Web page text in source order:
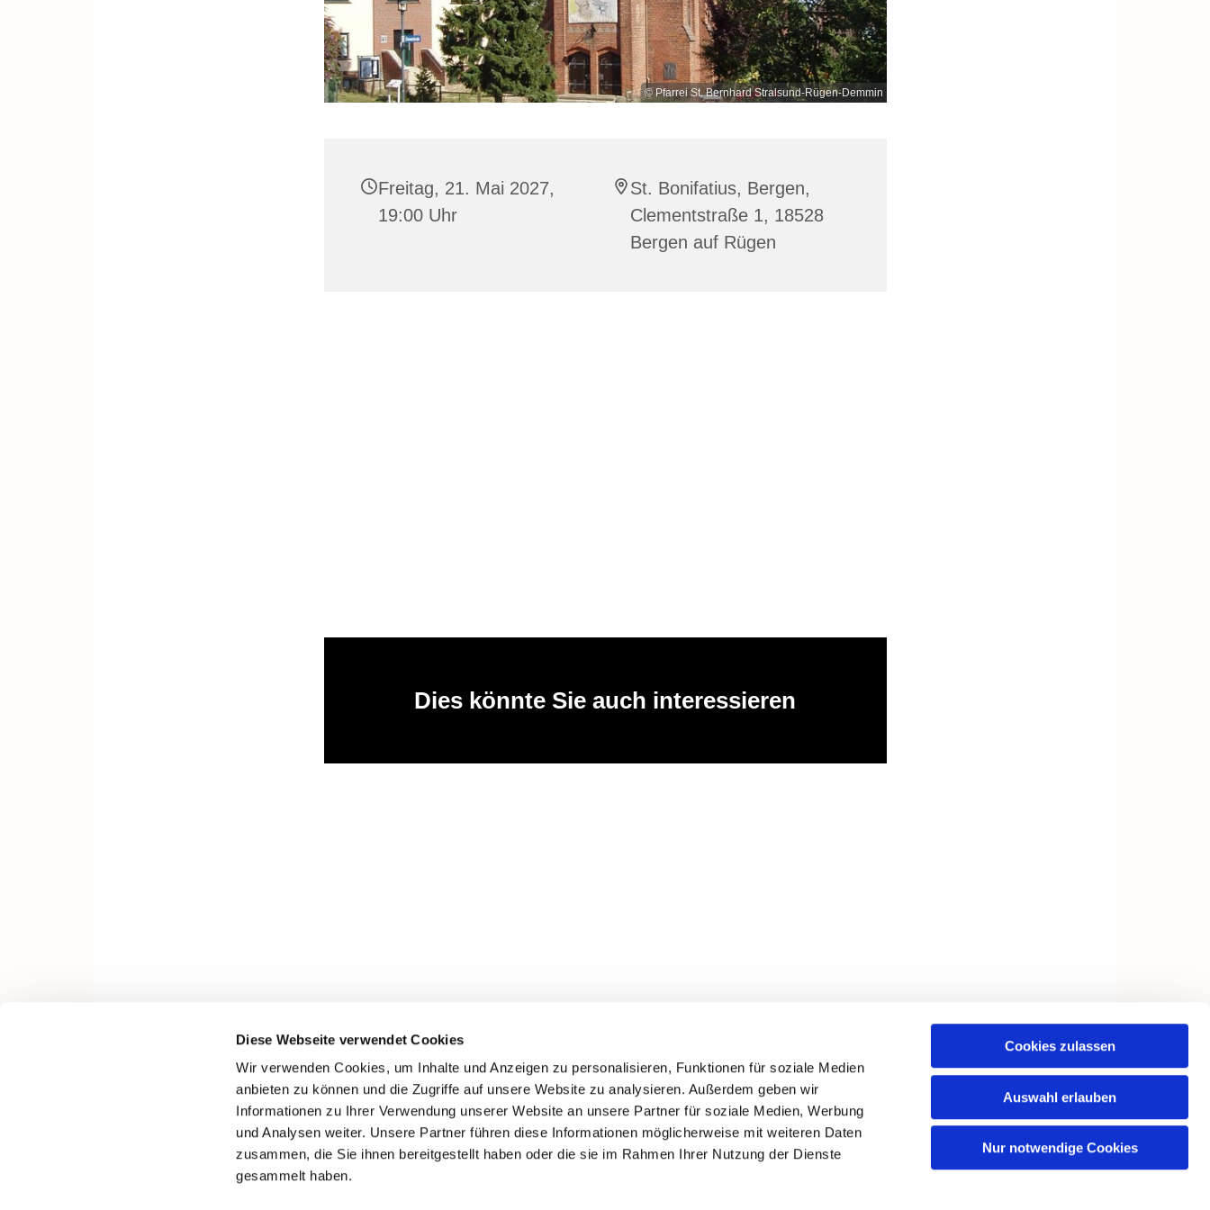
Diese Webseite verwendet Cookies
Wir verwenden Cookies, um Inhalte und Anzeigen zu personalisieren, Funktionen für soziale Medien
anbieten zu können und die Zugriffe auf unsere Website zu analysieren. Außerdem geben wir
Informationen zu Ihrer Verwendung unserer Website an unsere Partner für soziale Medien, Werbung
und Analysen weiter. Unsere Partner führen diese Informationen möglicherweise mit weiteren Daten
zusammen, die Sie ihnen bereitgestellt haben oder die sie im Rahmen Ihrer Nutzung der Dienste
gesammelt haben.
Cookies zulassen
Auswahl erlauben
Nur notwendige Cookies
© Pfarrei St. Bernhard Stralsund-Rügen-Demmin
Freitag, 21. Mai 2027,
19:00 Uhr
St. Bonifatius, Bergen,
Clementstraße 1, 18528
Bergen auf Rügen
Dies könnte Sie auch interessieren